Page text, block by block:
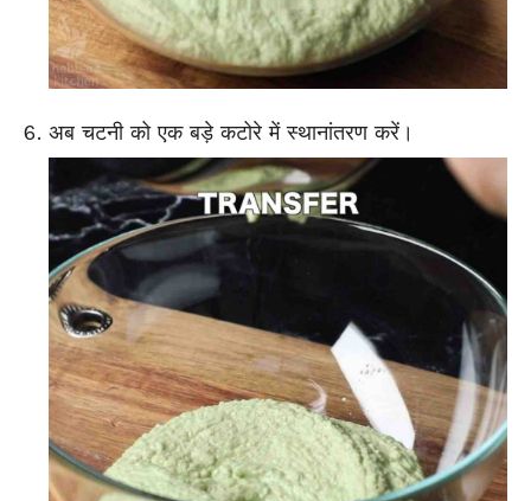
अब चटनी को एक बड़े कटोरे में स्थानांतरण करें।